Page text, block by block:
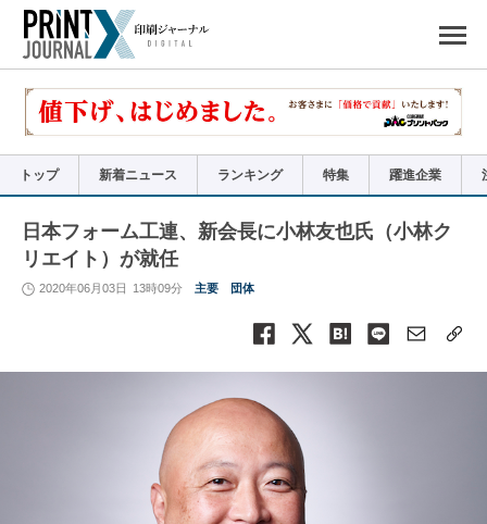
で
リ
トップ 新着ニュース ランキング 特集 躍進企業
日本フォーム工連、新会長に小林友也氏（小林ク
リエイト）が就任
2020年06月03日 13時09分 主要 団体